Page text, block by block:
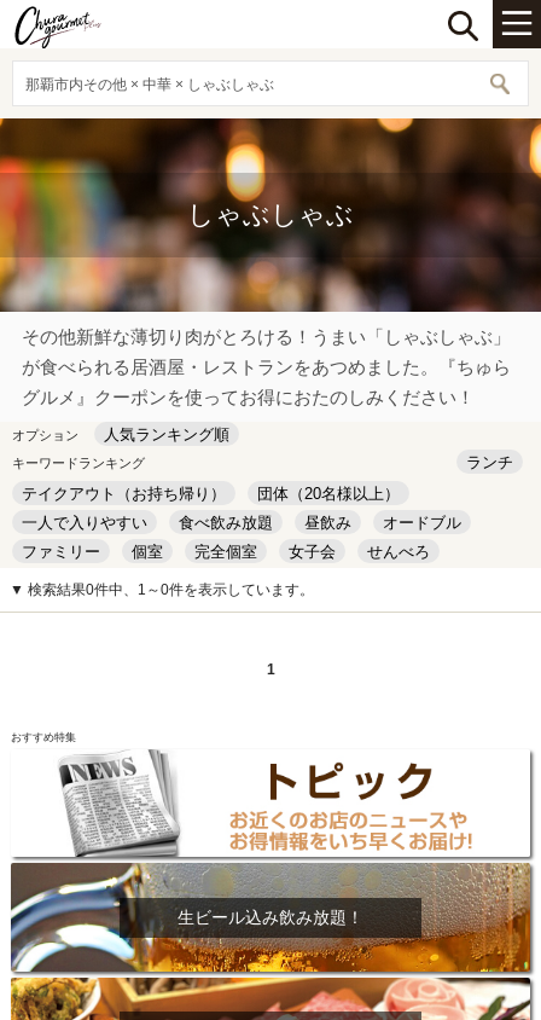
那覇市内その他 × 中華 × しゃぶしゃぶ
しゃぶしゃぶ
その他新鮮な薄切り肉がとろける！うまい「しゃぶしゃぶ」
が食べられる居酒屋・レストランをあつめました。『ちゅら
グルメ』クーポンを使ってお得におたのしみください！
オプション 人気ランキング順
キーワードランキング
ランチ
テイクアウト（お持ち帰り）
団体（20名様以上）
一人で入りやすい
食べ飲み放題 昼飲み
オードブル
ファミリー
個室 完全個室 女子会
せんべろ
キッズルーム
安い デート
▼ 検索結果0件中、1～0件を表示しています。
1
おすすめ特集
生ビール込み飲み放題！